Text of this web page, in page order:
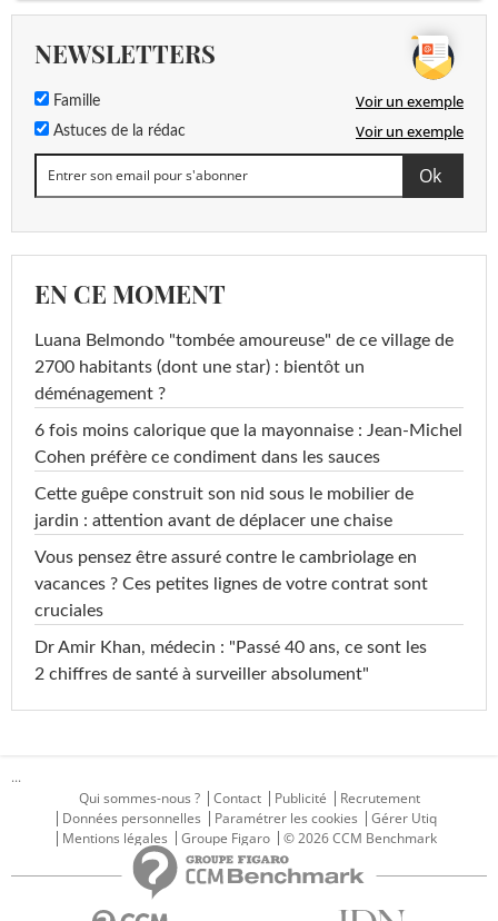
NEWSLETTERS
Famille Voir un exemple
Astuces de la rédac Voir un exemple
EN CE MOMENT
Luana Belmondo "tombée amoureuse" de ce village de
2700 habitants (dont une star) : bientôt un
déménagement ?
6 fois moins calorique que la mayonnaise : Jean-Michel
Cohen préfère ce condiment dans les sauces
Cette guêpe construit son nid sous le mobilier de
jardin : attention avant de déplacer une chaise
Vous pensez être assuré contre le cambriolage en
vacances ? Ces petites lignes de votre contrat sont
cruciales
Dr Amir Khan, médecin : "Passé 40 ans, ce sont les
2 chiffres de santé à surveiller absolument"
...
Qui sommes-nous ?
Contact Publicité
Recrutement
Données personnelles
Paramétrer les cookies
Gérer Utiq
Mentions légales
Groupe Figaro © 2026 CCM Benchmark